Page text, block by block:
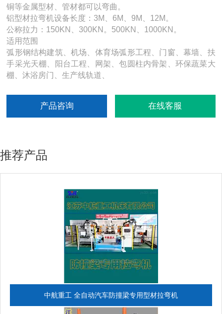
铜等金属型材、管材都可以弯曲。
铝型材拉弯机设备长度：3M、6M、9M、12M。
公称拉力：150KN、300KN。500KN、1000KN。
适用范围
弧形钢结构建筑、机场、体育场弧形工程、门窗、幕墙、扶
手采光天棚、阳台工程、网架、包圆柱内骨架、环保蔬菜大
棚、沐浴房门、生产线轨道、
产品咨询 在线客服
推荐产品
中航重工 全自动汽车防撞梁专用型材拉弯机